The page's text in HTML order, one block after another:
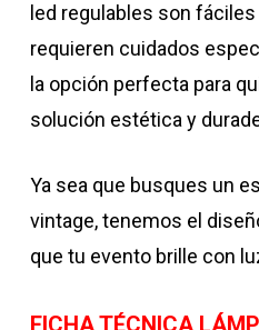
led regulables son
requieren cuidados
la opción perfecta para
solución estética y
Ya sea que busques un
vintage, tenemos el
que tu evento brille con